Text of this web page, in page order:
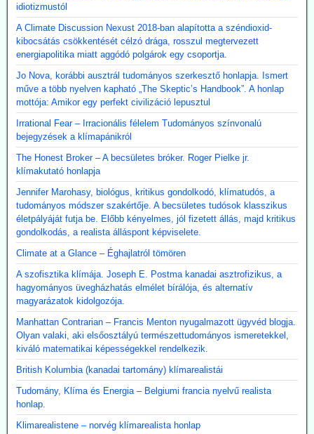
idiotizmustól
A Climate Discussion Nexust 2018-ban alapította a széndioxid-
kibocsátás csökkentését célzó drága, rosszul megtervezett
energiapolitika miatt aggódó polgárok egy csoportja.
Jo Nova, korábbi ausztrál tudományos szerkesztő honlapja. Ismert
műve a több nyelven kapható „The Skeptic’s Handbook”. A honlap
mottója: Amikor egy perfekt civilizáció lepusztul
Irrational Fear – Irracionális félelem Tudományos színvonalú
bejegyzések a klímapánikról
The Honest Broker – A becsületes bróker. Roger Pielke jr.
klímakutató honlapja
Jennifer Marohasy, biológus, kritikus gondolkodó, klímatudós, a
tudományos módszer szakértője. A becsületes tudósok klasszikus
életpályáját futja be. Előbb kényelmes, jól fizetett állás, majd kritikus
gondolkodás, a realista álláspont képviselete.
Climate at a Glance – Éghajlatról tömören
A szofisztika klímája. Joseph E. Postma kanadai asztrofizikus, a
hagyományos üvegházhatás elmélet bírálója, és alternatív
magyarázatok kidolgozója.
Manhattan Contrarian – Francis Menton nyugalmazott ügyvéd blogja.
Olyan valaki, aki elsőosztályú természettudományos ismeretekkel,
kiváló matematikai képességekkel rendelkezik.
British Kolumbia (kanadai tartomány) klímarealistái
Tudomány, Klíma és Energia – Belgiumi francia nyelvű realista
honlap.
Klimarealistene – norvég klímarealista honlap